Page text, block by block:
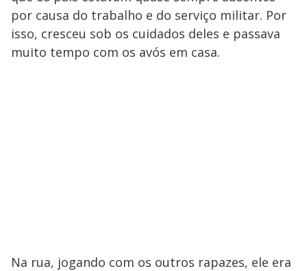
por causa do trabalho e do serviço militar. Por
isso, cresceu sob os cuidados deles e passava
muito tempo com os avós em casa.
Na rua, jogando com os outros rapazes, ele era